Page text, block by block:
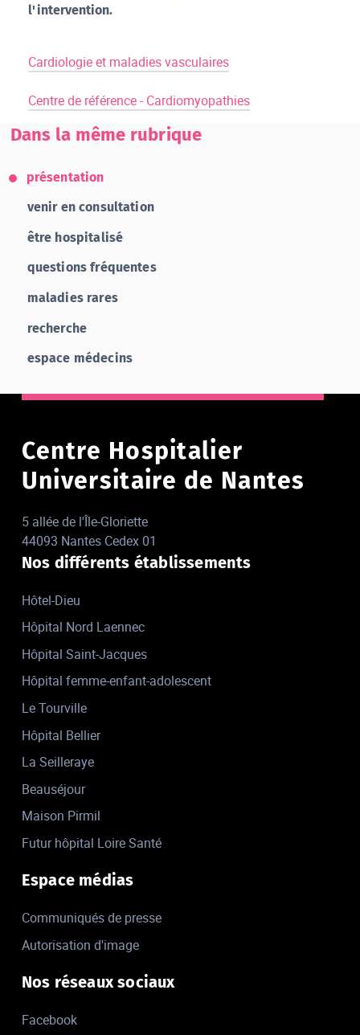
l'intervention.
Cardiologie et maladies vasculaires
Centre de référence - Cardiomyopathies
Dans la même rubrique
présentation
venir en consultation
être hospitalisé
questions fréquentes
maladies rares
recherche
espace médecins
Centre Hospitalier
Universitaire de Nantes
5 allée de l'Île-Gloriette
44093 Nantes Cedex 01
Nos différents établissements
Hôtel-Dieu
Hôpital Nord Laennec
Hôpital Saint-Jacques
Hôpital femme-enfant-adolescent
Le Tourville
Hôpital Bellier
La Seilleraye
Beauséjour
Maison Pirmil
Futur hôpital Loire Santé
Espace médias
Communiqués de presse
Autorisation d'image
Nos réseaux sociaux
Facebook